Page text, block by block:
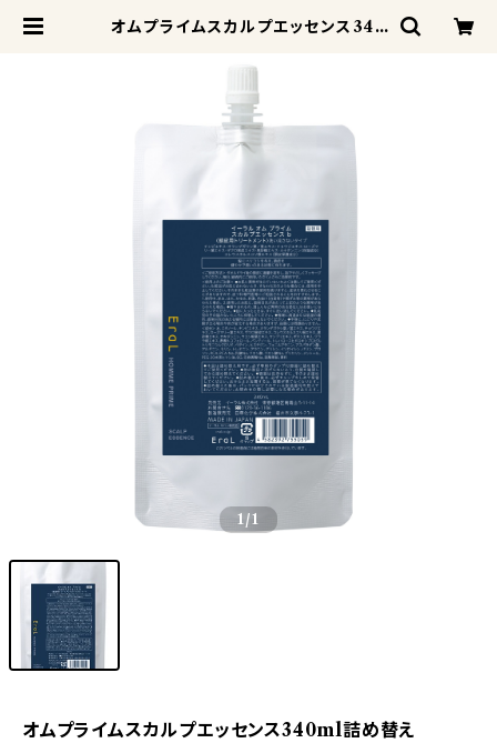
オムプライムスカルプエッセンス340
1/1
オムプライムスカルプエッセンス340ml詰め替え